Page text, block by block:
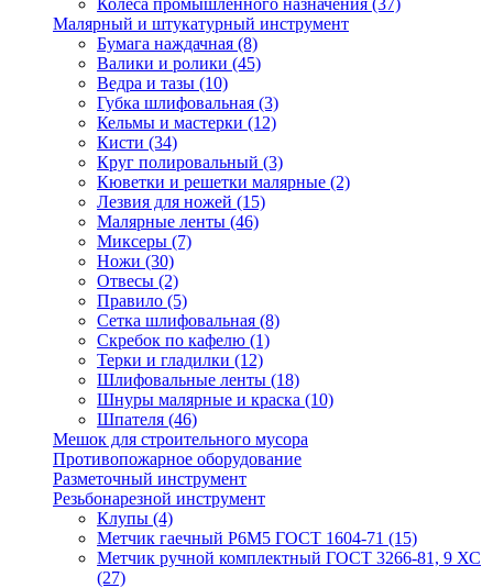
Колеса промышленного назначения (37)
Малярный и штукатурный инструмент
Бумага наждачная (8)
Валики и ролики (45)
Ведра и тазы (10)
Губка шлифовальная (3)
Кельмы и мастерки (12)
Кисти (34)
Круг полировальный (3)
Кюветки и решетки малярные (2)
Лезвия для ножей (15)
Малярные ленты (46)
Миксеры (7)
Ножи (30)
Отвесы (2)
Правило (5)
Сетка шлифовальная (8)
Скребок по кафелю (1)
Терки и гладилки (12)
Шлифовальные ленты (18)
Шнуры малярные и краска (10)
Шпателя (46)
Мешок для строительного мусора
Противопожарное оборудование
Разметочный инструмент
Резьбонарезной инструмент
Клупы (4)
Метчик гаечный Р6М5 ГОСТ 1604-71 (15)
Метчик ручной комплектный ГОСТ 3266-81, 9 ХС
(27)